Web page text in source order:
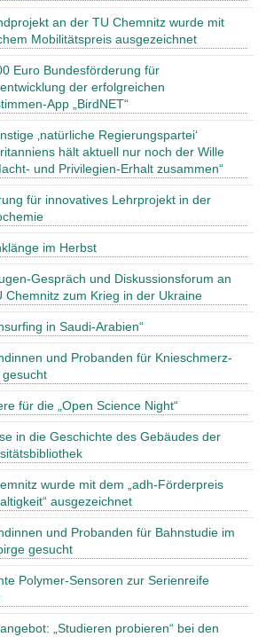
an der TU Chemnitz wurde mit
Mobilitätspreis ausgezeichnet
Euro Bundesförderung für
der erfolgreichen
App „BirdNET“
‚natürliche Regierungspartei‘
hält aktuell nur noch der Wille
und Privilegien-Erhalt zusammen“
für innovatives Lehrprojekt in der
im Herbst
Gespräch und Diskussionsforum an
Chemnitz zum Krieg in der Ukraine
in Saudi-Arabien“
und Probanden für Knieschmerz-
für die „Open Science Night“
in die Geschichte des Gebäudes der
wurde mit dem „adh-Förderpreis
ausgezeichnet
und Probanden für Bahnstudie im
gesucht
Polymer-Sensoren zur Serienreife
„Studieren probieren“ bei den